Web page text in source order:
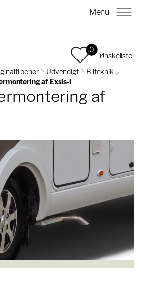
Menu
0
Ønskeliste
Udvendigt
Bilteknik
af Exsis-i
af